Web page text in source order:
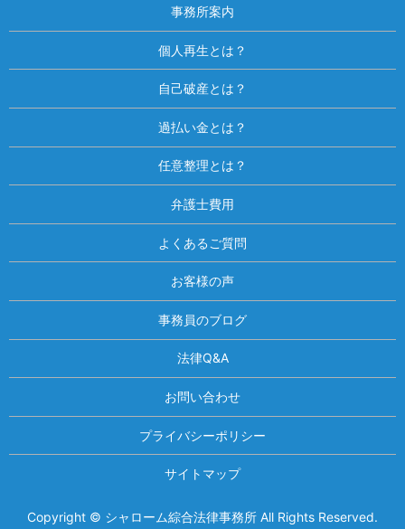
相談は何度でも無料！
事務所案内
個人再生とは？
自己破産とは？
過払い金とは？
任意整理とは？
弁護士費用
よくあるご質問
お客様の声
事務員のブログ
法律Q&A
お問い合わせ
プライバシーポリシー
サイトマップ
Copyright © シャローム綜合法律事務所 All Rights Reserved.